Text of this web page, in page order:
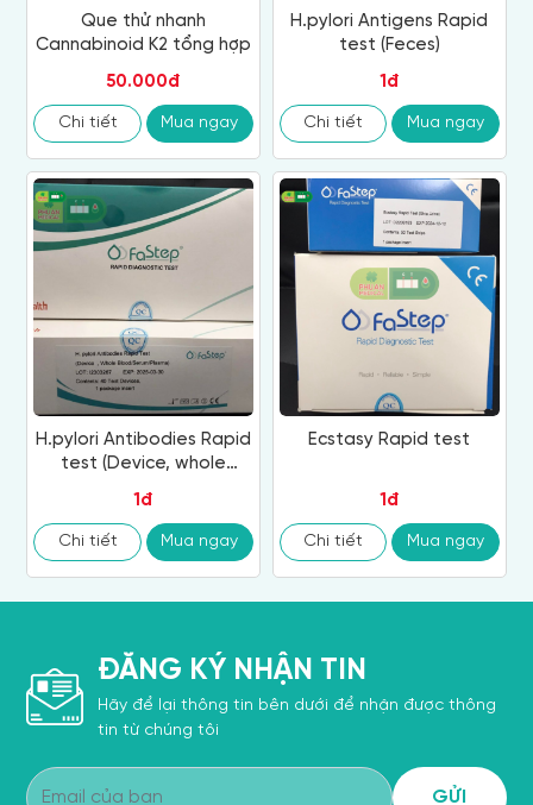
Que thử nhanh
Cannabinoid K2 tổng hợp
50.000đ
Chi tiết Mua ngay
H.pylori Antigens Rapid
test (Feces)
1đ
Chi tiết Mua ngay
H.pylori Antibodies Rapid
test (Device, whole
1đ
Chi tiết Mua ngay
Ecstasy Rapid test
1đ
Chi tiết Mua ngay
ĐĂNG KÝ NHẬN TIN
Hãy để lại thông tin bên dưới để nhận được thông
tin từ chúng tôi